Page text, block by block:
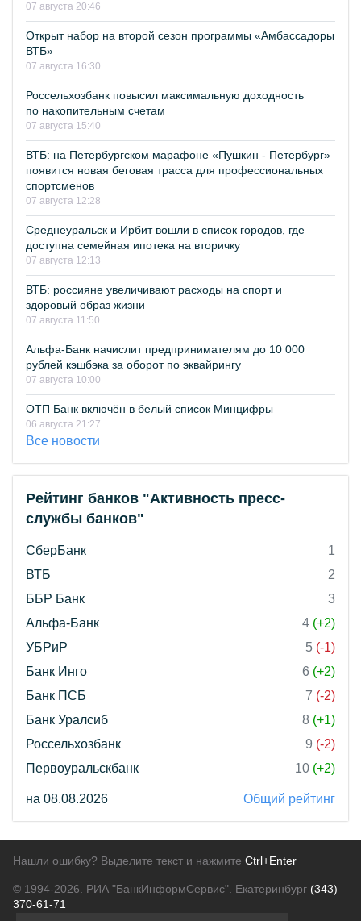
07 августа 20:46
Открыт набор на второй сезон программы «Амбассадоры
ВТБ»
07 августа 16:30
Россельхозбанк повысил максимальную доходность
по накопительным счетам
07 августа 15:40
ВТБ: на Петербургском марафоне «Пушкин - Петербург»
появится новая беговая трасса для профессиональных
спортсменов
07 августа 12:28
Среднеуральск и Ирбит вошли в список городов, где
доступна семейная ипотека на вторичку
07 августа 12:13
ВТБ: россияне увеличивают расходы на спорт и
здоровый образ жизни
07 августа 11:50
Альфа-Банк начислит предпринимателям до 10 000
рублей кэшбэка за оборот по эквайрингу
07 августа 10:00
ОТП Банк включён в белый список Минцифры
06 августа 21:27
Все новости
Рейтинг банков "Активность пресс-
службы банков"
СберБанк
1
ВТБ
2
ББР Банк
3
Альфа-Банк
4 (+2)
УБРиР
5 (-1)
Банк Инго
6 (+2)
Банк ПСБ
7 (-2)
Банк Уралсиб
8 (+1)
Россельхозбанк
9 (-2)
Первоуральскбанк
10 (+2)
на 08.08.2026 Общий рейтинг
Нашли ошибку? Выделите текст и нажмите Ctrl+Enter
© 1994-2026. РИА "БанкИнформСервис". Екатеринбург (343)
370-61-71